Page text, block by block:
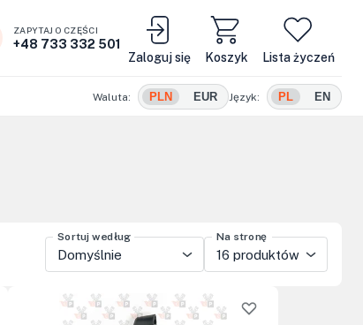
Koszyk
ZAPYTAJ O CZĘŚCI
+48 733 332 501
Zaloguj się
Lista życzeń
Waluta: PLN EUR Język: PL EN
Sortuj według
Domyślnie
Na stronę
16 produktów